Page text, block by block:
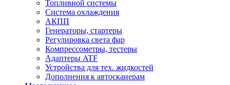
Топливной системы
Система охлаждения
АКПП
Генераторы, стартеры
Регулировка света фар
Компрессометры, тестеры
Адаптеры ATF
Устройства для тех. жидкостей
Дополнения к автосканерам